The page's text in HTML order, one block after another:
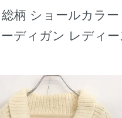
柄 ショールカラ
ディガン レディ